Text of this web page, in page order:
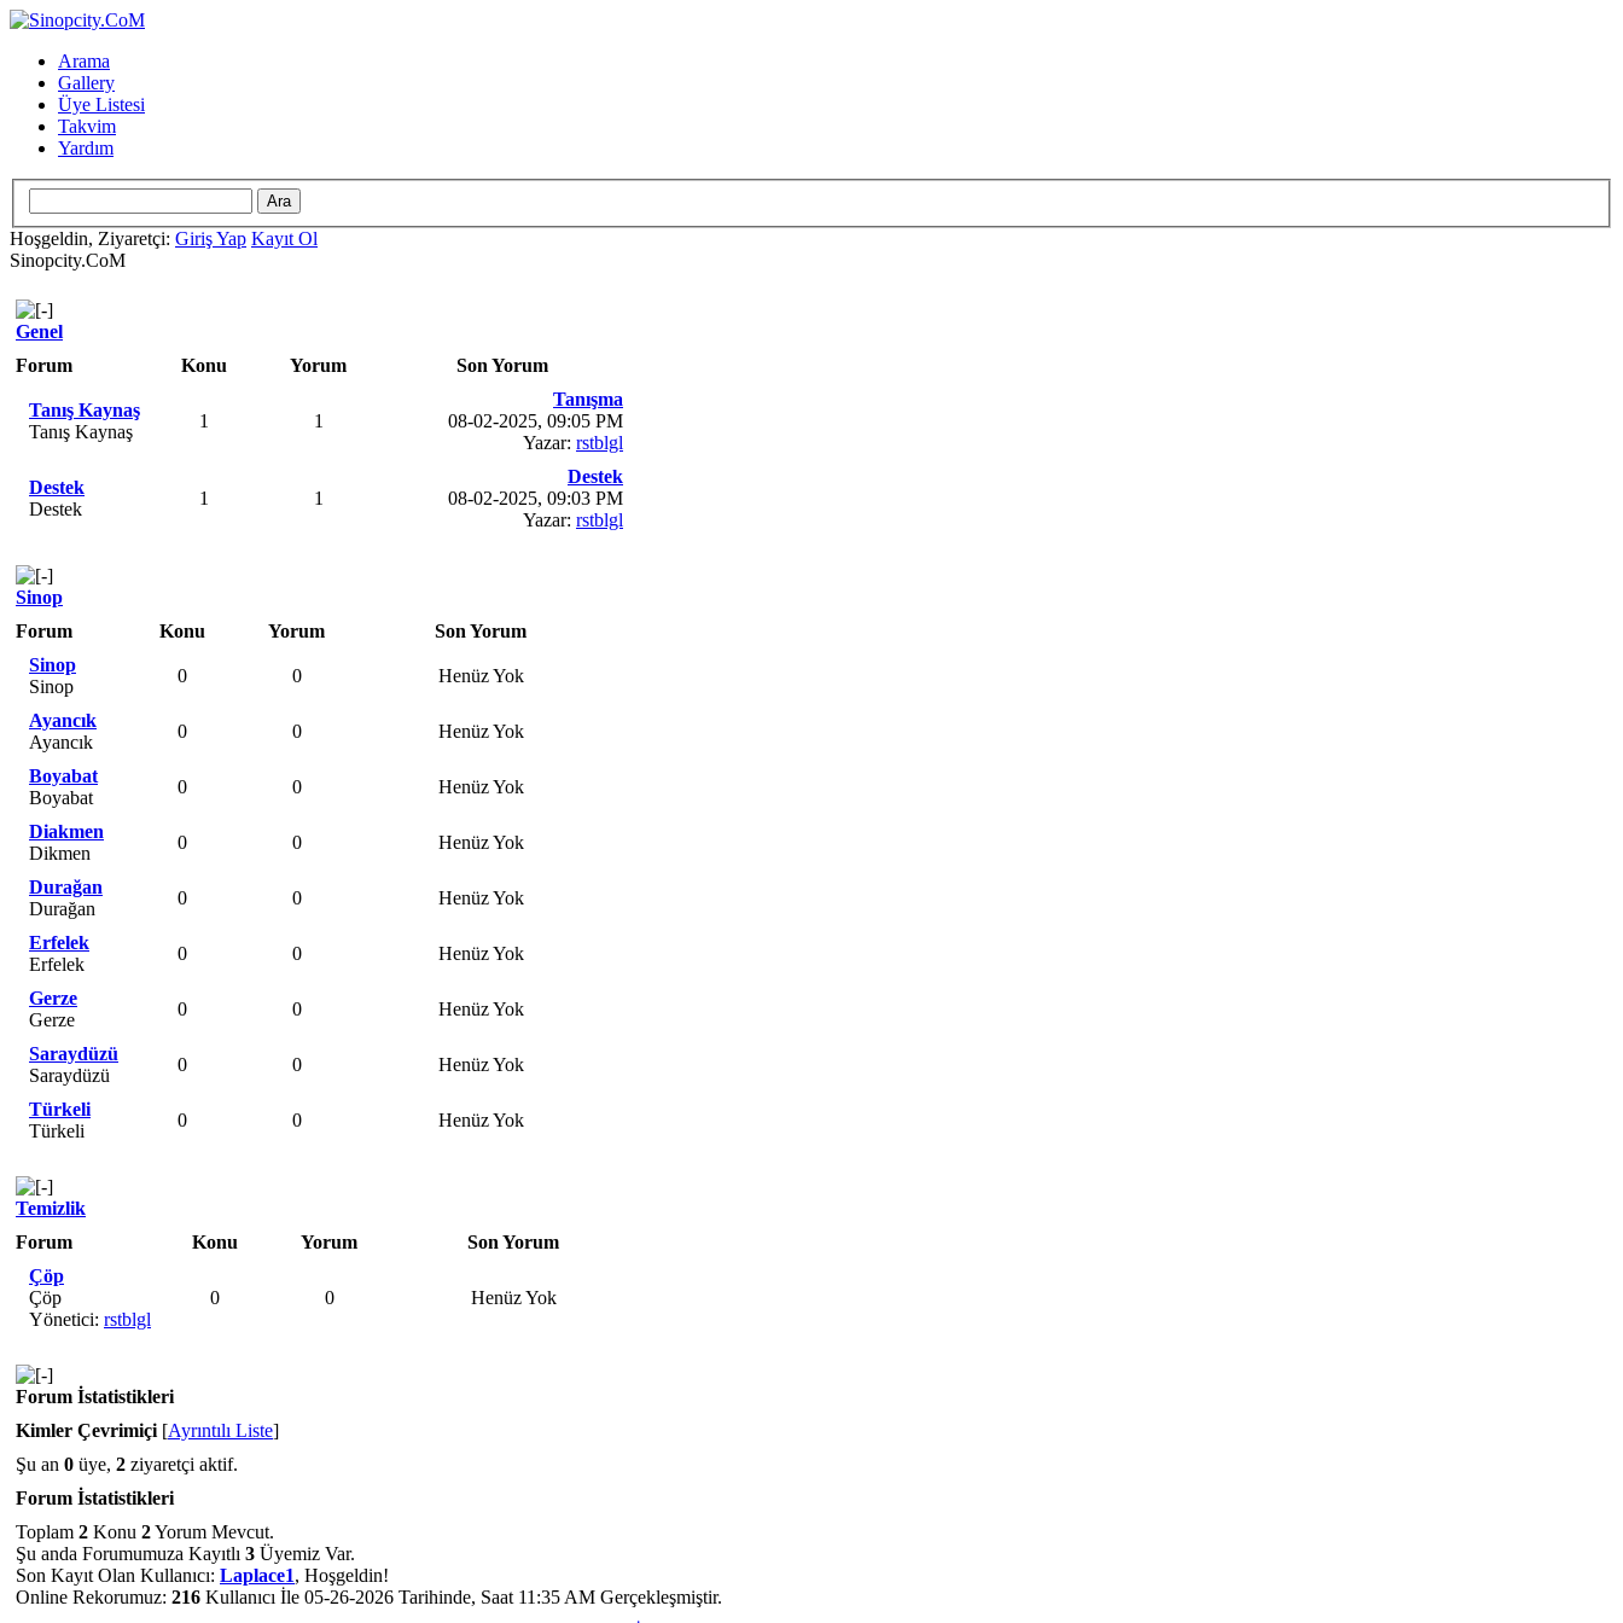
Arama
Gallery
Üye Listesi
Takvim
Yardım
Hoşgeldin, Ziyaretçi: Giriş Yap Kayıt Ol
Sinopcity.CoM
Genel
Forum
Konu Yorum Son Yorum
Tanış Kaynaş
Tanış Kaynaş
1 1
Tanışma
08-02-2025, 09:05 PM
Yazar: rstblgl
Destek
Destek
1 1
Destek
08-02-2025, 09:03 PM
Yazar: rstblgl
Sinop
Forum
Konu Yorum
Son Yorum
Sinop
Sinop
0 0 Henüz Yok
Ayancık
Ayancık
0 0 Henüz Yok
Boyabat
Boyabat
0 0 Henüz Yok
Diakmen
Dikmen
0 0 Henüz Yok
Durağan
Durağan
0 0 Henüz Yok
Erfelek
Erfelek
0 0 Henüz Yok
Gerze
Gerze
0 0 Henüz Yok
Saraydüzü
Saraydüzü
0 0 Henüz Yok
Türkeli
Türkeli
0 0 Henüz Yok
Temizlik
Forum
Konu Yorum
Son Yorum
Çöp
Çöp
Yönetici: rstblgl
0 0 Henüz Yok
Forum İstatistikleri
Kimler Çevrimiçi [Ayrıntılı Liste]
Şu an 0 üye, 2 ziyaretçi aktif.
Forum İstatistikleri
Toplam 2 Konu 2Yorum Mevcut.
Şu anda Forumumuza Kayıtlı 3 Üyemiz Var.
Son Kayıt Olan Kullanıcı: Laplace1, Hoşgeldin!
Online Rekorumuz: 216 Kullanıcı İle 05-26-2026 Tarihinde, Saat 11:35 AM Gerçekleşmiştir.